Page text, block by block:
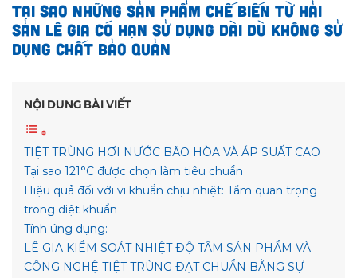
TẠI SAO NHỮNG SẢN PHẨM CHẾ BIẾN TỪ HẢI
SẢN LÊ GIA CÓ HẠN SỬ DỤNG DÀI DÙ KHÔNG SỬ
DỤNG CHẤT BẢO QUẢN
NỘI DUNG BÀI VIẾT
TIỆT TRÙNG HƠI NƯỚC BÃO HÒA VÀ ÁP SUẤT CAO
Tại sao 121°C được chọn làm tiêu chuẩn
Hiệu quả đối với vi khuẩn chịu nhiệt: Tầm quan trọng
trong diệt khuẩn
Tính ứng dụng:
LÊ GIA KIỂM SOÁT NHIỆT ĐỘ TÂM SẢN PHẨM VÀ
CÔNG NGHỆ TIỆT TRÙNG ĐẠT CHUẨN BẰNG SỰ